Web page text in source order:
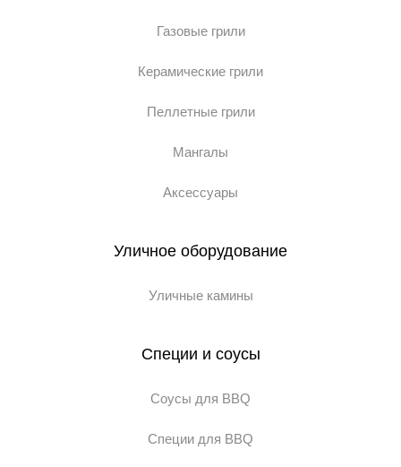
Газовые грили
Керамические грили
Пеллетные грили
Мангалы
Аксессуары
Уличное оборудование
Уличные камины
Специи и соусы
Соусы для BBQ
Специи для BBQ